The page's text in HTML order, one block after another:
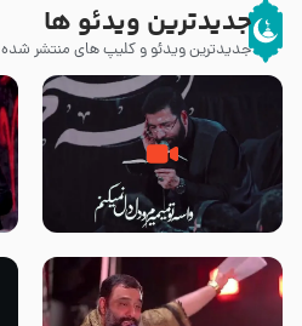
جدیدترین ویدئو ها
جدیدترین ویدئو و کلیپ های منتشر شده
مصداق کربلا – حاج حسین سیب
سرخی